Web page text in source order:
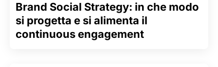
Brand Social Strategy: in che modo
si progetta e si alimenta il
continuous engagement